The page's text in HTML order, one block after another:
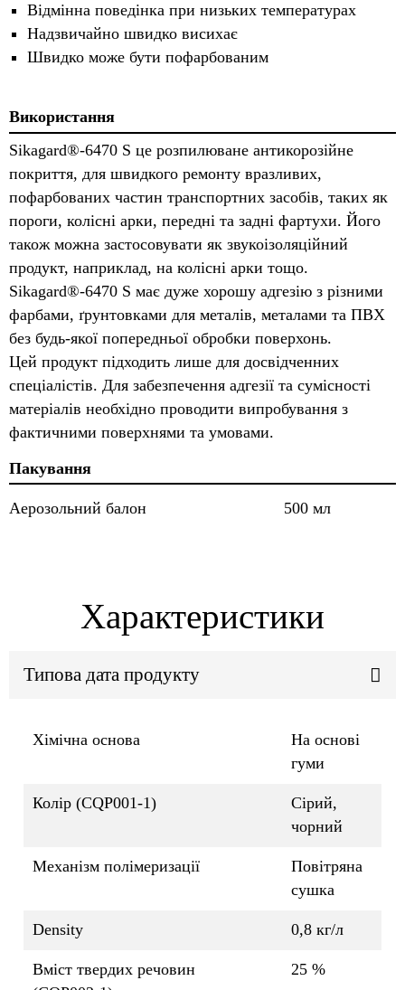
Відмінна поведінка при низьких температурах
Надзвичайно швидко висихає
Швидко може бути пофарбованим
Використання
Sikagard®-6470 S це розпилюване антикорозійне
покриття, для швидкого ремонту вразливих,
пофарбованих частин транспортних засобів, таких як
пороги, колісні арки, передні та задні фартухи. Його
також можна застосовувати як звукоізоляційний
продукт, наприклад, на колісні арки тощо.
Sikagard®-6470 S має дуже хорошу адгезію з різними
фарбами, ґрунтовками для металів, металами та ПВХ
без будь-якої попередньої обробки поверхонь.
Цей продукт підходить лише для досвідченних
спеціалістів. Для забезпечення адгезії та сумісності
матеріалів необхідно проводити випробування з
фактичними поверхнями та умовами.
Пакування
Аерозольний балон 500 мл
Характеристики
Типова дата продукту
Хімічна основа
На основі
гуми
Колір (CQP001-1)
Сірий,
чорний
Механізм полімеризації
Повітряна
сушка
Density 0,8 кг/л
Вміст твердих речовин
25 %